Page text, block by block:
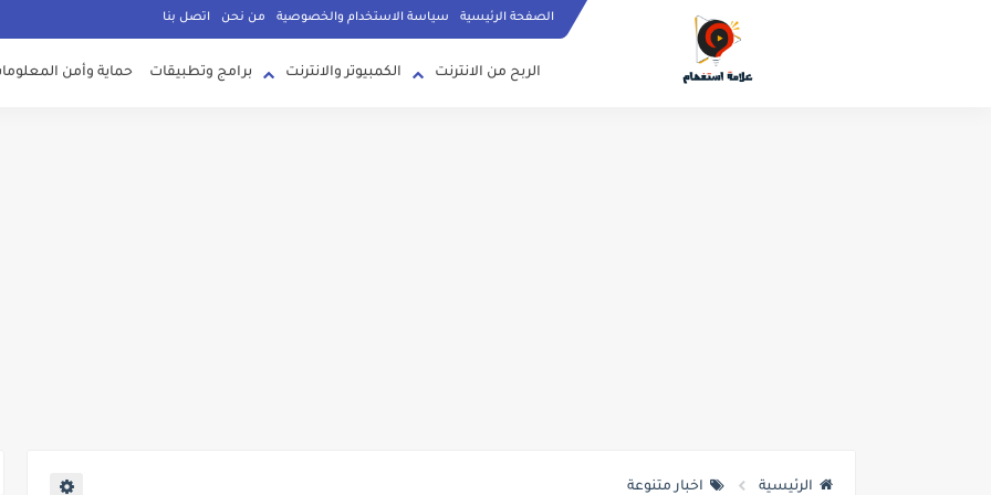
الصفحة الرئيسية سياسة الاستخدام والخصوصية من نحن اتصل بنا
الربح من الانترنت الكمبيوتر والانترنت برامج وتطبيقات حماية وأمن
الرئيسية اخبار متنوعة